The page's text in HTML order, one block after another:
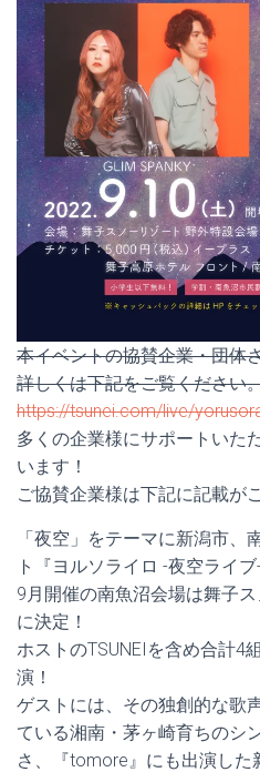
本イベントの協賛企業・団体
詳しくは下記をご覧ください
https://tsunei.com/live/
多くの企業様にサポートいた
います！
ご協賛企業様は下記に記載が
「夜空」をテーマに新潟市、
ト『ヨルソライロ -夜空ライブ-
9月開催の南魚沼会場は舞子
に決定！
ホストのTSUNEIを含め合計4
演！
ゲストには、その独創的な歌
ている湘南・茅ヶ崎育ちのシ
さ、『tomore』にも出演した